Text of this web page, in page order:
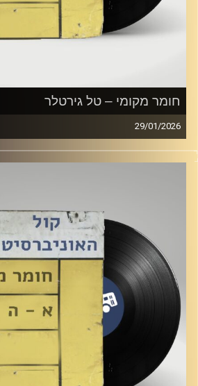
חומר מקומי – טל גירטלר
29/01/2026
שעה של מוזיקה ישראלית עם טל גירטלר